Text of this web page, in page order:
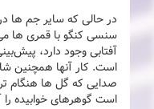
در حالی که سایر جم ها
سنسی کنگو با قمری ها
آفتابی وجود دارد،
است. کار آنها همچنین
صدایی که گل ها هنگام
است گوهرهای خوابیده را